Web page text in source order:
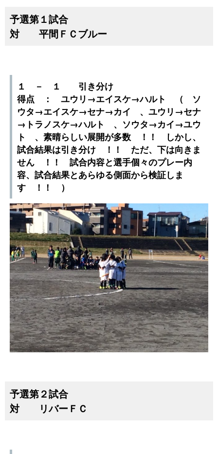
予選第１試合
対 平間ＦＣブルー
１ － １ 引き分け
得点 ： ユウリ→エイスケ→ハルト （ ソ
ウタ→エイスケ→セナ→カイ 、ユウリ→セナ
→トラノスケ→ハルト 、ソウタ→カイ→ユウ
ト 、素晴らしい展開が多数 ！！ しかし、
試合結果は引き分け ！！ ただ、下は向きま
せん ！！ 試合内容と選手個々のプレー内
容、試合結果とあらゆる側面から検証しま
す ！！ ）
予選第２試合
対 リバーＦＣ